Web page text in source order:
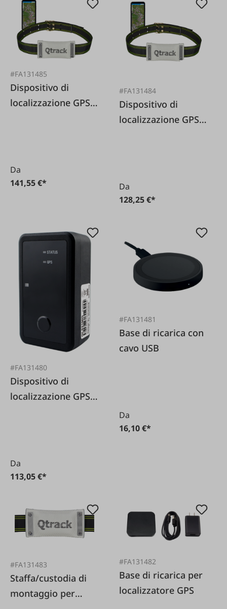
#FA131485
Dispositivo di
localizzazione GPS
Da
141,55 €*
#FA131484
Dispositivo di
localizzazione GPS
Da
128,25 €*
#FA131480
Dispositivo di
localizzazione GPS
Da
113,05 €*
#FA131481
Base di ricarica con
cavo USB
Da
16,10 €*
#FA131483
Staffa/custodia di
montaggio per
#FA131482
Base di ricarica per
localizzatore GPS